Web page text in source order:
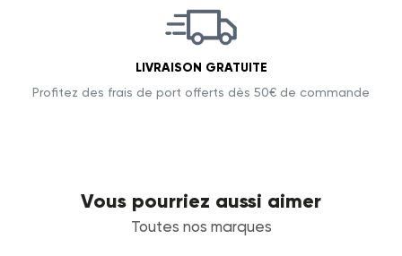
LIVRAISON GRATUITE
Profitez des frais de port offerts dès 50€ de commande
Vous pourriez aussi aimer
Toutes nos marques